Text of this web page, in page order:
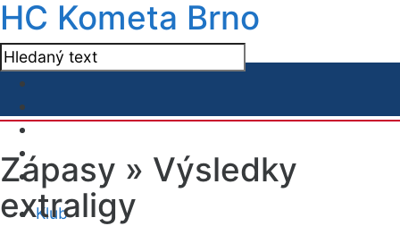
HC Kometa Brno
Klub
Zápasy » Výsledky
extraligy